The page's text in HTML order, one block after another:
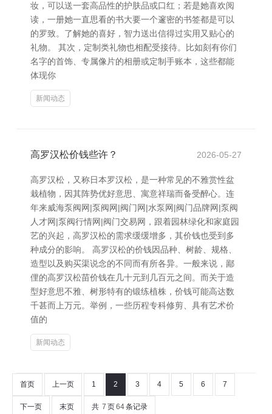
妆，可以送一套高品性的护肤品或口红；若是她喜欢阅
读，一册她一直思看的书大要一个邃密的书签都是可以
的罗致。了解她的喜好，智力送出信得过实用又贴心的
礼物。 其次，定制类礼物也相配受接待。比如刻有你们
名字的首饰、专属像片的相册或定制手账本，这些都能
体现你
新闻动态
高罗汉松价钱些许？ 2026-05-27
高罗汉松，又称日本罗汉松，是一种常见的不雅赏性盆
栽植物，因其阵势优好意思、寓意祥瑞而备受醉心。连
年来威海泵阀网|泵阀网|阀门网|水泵网|阀门品牌网|泵阀
人才网|泵阀行情网|阀门交易网，跟着园林绿化和家庭园
艺的兴起，高罗汉松的需求缓缓增多，其价钱也受到多
种成分的影响。 高罗汉松的价钱因品种、树龄、规格、
造型以及购买渠说念的不同而有所各异。一般来说，鄙
俚的高罗汉松苗价钱在几十元到几百元之间。而关于造
型好意思不雅、树形特有的锻练植株，价钱可能高达数
千甚而上万元。举例，一些历程专科修剪、具有艺术价
值的
新闻动态
首页 上一页 1 2 3 4 5 6 7
下一页 末页 共 7 页64条记录